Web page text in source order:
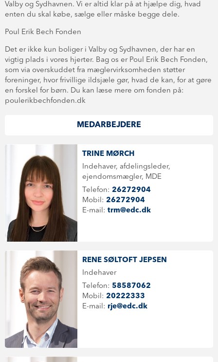
Valby og Sydhavnen. Vi er altid klar på at hjælpe dig, hvad
enten du skal købe, sælge eller måske begge dele.
Poul Erik Bech Fonden
Det er ikke kun boliger i Valby og Sydhavnen, der har en
vigtig plads i vores hjerter. Bag os er Poul Erik Bech Fonden,
som via overskuddet fra mæglervirksomheden støtter
foreninger, hvor frivillige ildsjæle gør, hvad de kan, for at gøre
en forskel for børn. Du kan læse mere om fonden på:
poulerikbechfonden.dk
MEDARBEJDERE
TRINE MØRCH
Indehaver, afdelingsleder,
ejendomsmægler, MDE
Telefon: 26272904
Mobil: 26272904
E-mail: trm@edc.dk
RENE SØLTOFT JEPSEN
Indehaver
Telefon: 58587062
Mobil: 20222333
E-mail: rje@edc.dk